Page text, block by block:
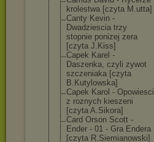
krolestwa [czyta M.utta]
Canty Kevin -
Dwadziescia trzy
stopnie ponizej zera
[czyta J.Kiss]
Capek Karel -
Daszenka, czyli zywot
szczeniaka [czyta
B.Kutylowska]
Capek Karol - Opowiesci
z roznych kieszeni
[czyta A.Sikora]
Card Orson Scott -
Ender - 01 - Gra Endera
[czyta R.Siemianowski]